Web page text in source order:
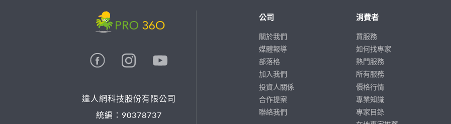
達人網科技股份有限公司
統編：90378737
公司
關於我們
媒體報導
部落格
加入我們
投資人關係
合作提案
聯絡我們
消費者
買服務
如何找專家
熱門服務
所有服務
價格行情
專業知識
專家目錄